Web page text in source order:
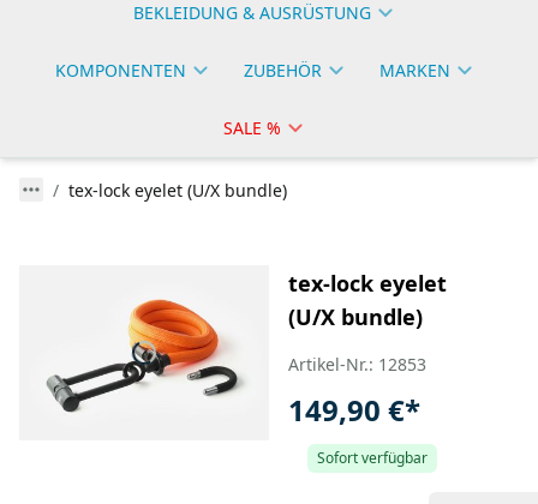
BEKLEIDUNG & AUSRÜSTUNG
KOMPONENTEN ZUBEHÖR MARKEN
SALE %
tex-lock eyelet (U/X bundle)
tex-lock eyelet
(U/X bundle)
Artikel-Nr.: 12853
149,90 €*
Sofort verfügbar